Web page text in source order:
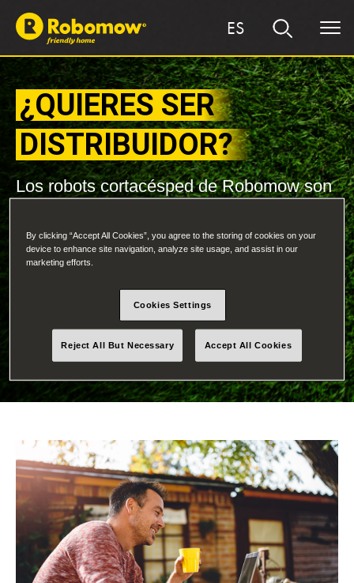
ES
¿QUIERES SER
DISTRIBUIDOR?
Los robots cortacésped de Robomow son
resistentes, rápidos y fáciles de usar, lo
fácil de usar, apto para el jardín y para la
familia.
By clicking “Accept All Cookies”, you agree to the storing of cookies on your
device to enhance site navigation, analyze site usage, and assist in our
marketing efforts.
Cookies Settings
Reject All But Necessary Accept All Cookies